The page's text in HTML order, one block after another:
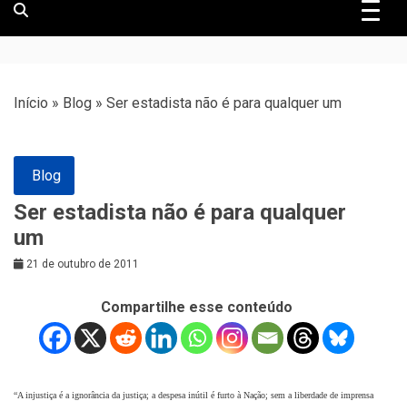
Empreiteiro
Início » Blog » Ser estadista não é para qualquer um
Blog
Ser estadista não é para qualquer
um
21 de outubro de 2011
Compartilhe esse conteúdo
“A injustiça é a ignorância da justiça; a despesa inútil é furto à Nação; sem a liberdade de imprensa